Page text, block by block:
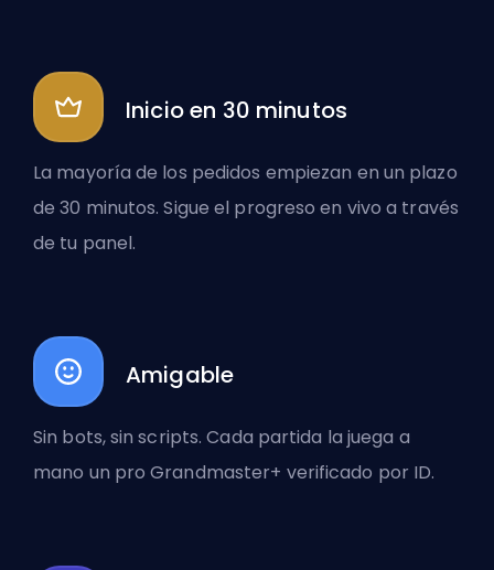
Inicio en 30 minutos
La mayoría de los pedidos empiezan en un plazo
de 30 minutos. Sigue el progreso en vivo a través
de tu panel.
Amigable
Sin bots, sin scripts. Cada partida la juega a
mano un pro Grandmaster+ verificado por ID.